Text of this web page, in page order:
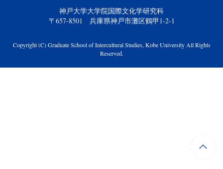
神戸大学大学院国際文化学研究科
〒657-8501 兵庫県神戸市灘区鶴甲1-2-1
Copyright (C) Graduate School of Intercultural Studies, Kobe University All Rights
Reserved.